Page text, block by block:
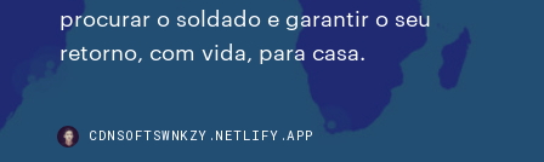
procurar o soldado e garantir o seu
retorno, com vida, para casa.
CDNSOFTSWNKZY.NETLIFY.APP